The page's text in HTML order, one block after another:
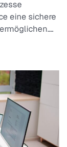
eine sichere